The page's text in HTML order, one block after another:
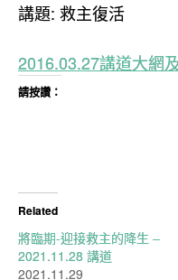
講題: 救主復活
2016.03.27講道大網
請按讚：
Related
將臨期-迎接救主的降生 –
2021.11.28 講道
2021.11.29